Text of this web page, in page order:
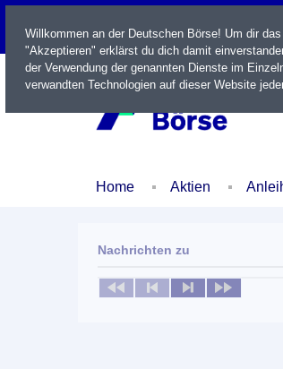
LIVE
Home Aktien
Nachrichten zu
Keine News verfügbar
Willkommen an der Deutschen Börse! Um dir
"Akzeptieren" erklärst du dich damit
der Verwendung der genannten Dienste im
verwandten Technologien auf dieser Website